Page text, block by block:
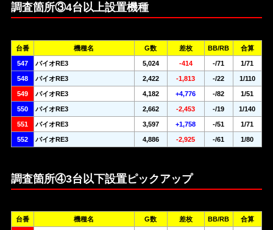
調査箇所③4台以上設置機種
台番 機種名 G数 差枚 BB/RB 合算
547 バイオRE3 5,024 -414 -/71 1/71
548 バイオRE3 2,422 -1,813 -/22 1/110
549 バイオRE3 4,182 +4,776 -/82 1/51
550 バイオRE3 2,662 -2,453 -/19 1/140
551 バイオRE3 3,597 +1,758 -/51 1/71
552 バイオRE3 4,886 -2,925 -/61 1/80
調査箇所④3台以下設置ピックアップ
台番 機種名 G数 差枚 BB/RB 合算